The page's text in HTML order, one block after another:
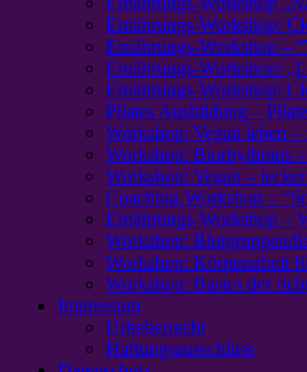
Ernährungs-Workshop:
Ernährungs-Workshop –
Ernährungs-Workshop:
Ernährungs-Workshop:
Pilates Ausbildung –
Workshop: Vegan leben
Workshop: Biorhythmus
Workshop: Vegan –
Coaching-Workshop –
Ernährungs-Workshop –
Workshop:
Workshop: Körperarbeit
Workshop: Basics der
Impressum
Urheberrecht
Haftungsausschluss